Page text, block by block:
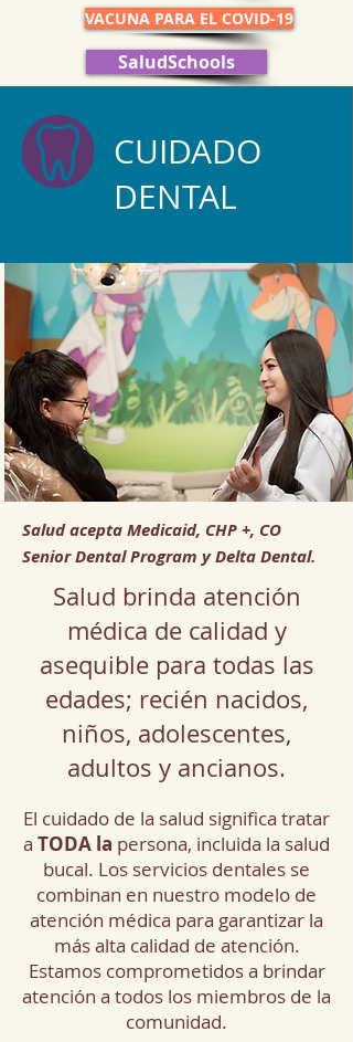
VACUNA PARA EL COVID-19
SaludSchools
CUIDADO
DENTAL
Salud acepta Medicaid, CHP +, CO
Senior Dental Program y Delta Dental.
Salud brinda atención
médica de calidad y
asequible para todas las
edades; recién nacidos,
niños, adolescentes,
adultos y ancianos.
El cuidado de la salud significa tratar
a TODA la persona, incluida la salud
bucal. Los servicios dentales se
combinan en nuestro modelo de
atención médica para garantizar la
más alta calidad de atención.
Estamos comprometidos a brindar
atención a todos los miembros de la
comunidad.